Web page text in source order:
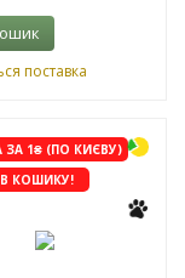
поставка
ЗА 1₴ (ПО КИЄВУ)
КОШИКУ!